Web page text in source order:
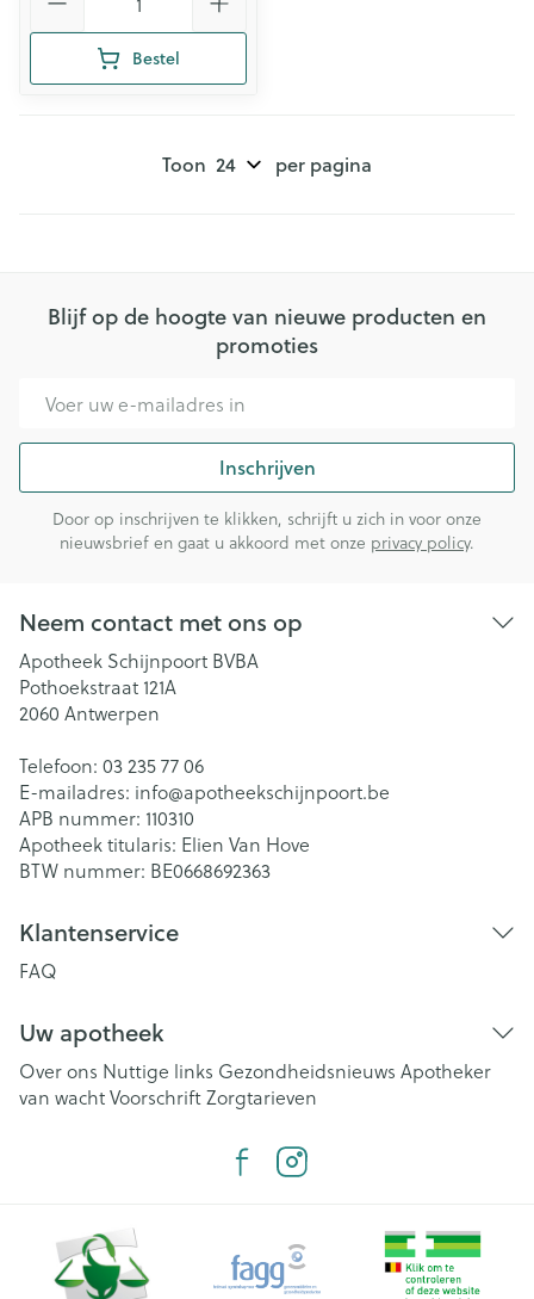
Bestel
Toon per pagina
Blijf op de hoogte van nieuwe producten en
promoties
Inschrijven
Door op inschrijven te klikken, schrijft u zich in voor onze
nieuwsbrief en gaat u akkoord met onze privacy policy.
Neem contact met ons op
Apotheek Schijnpoort BVBA
Pothoekstraat 121A
2060 Antwerpen
Telefoon: 03 235 77 06
E-mailadres: info@apotheekschijnpoort.be
APB nummer: 110310
Apotheek titularis: Elien Van Hove
BTW nummer: BE0668692363
Klantenservice
FAQ
Uw apotheek
Over ons Nuttige links Gezondheidsnieuws Apotheker
van wachtVoorschriftZorgtarieven